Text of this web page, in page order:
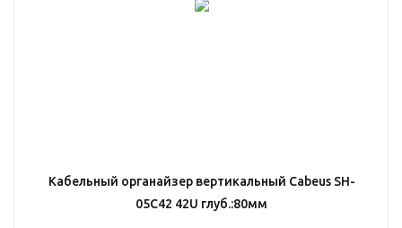
Кабельный органайзер вертикальный Cabeus SH-
05C42 42U глуб.:80мм